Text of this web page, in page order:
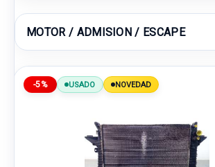
MOTOR / ADMISION / ESCAPE
-5% USADO NOVEDAD